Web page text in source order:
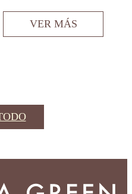
VER MÁS